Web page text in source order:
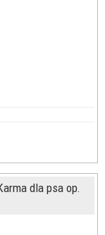
dla psa op.